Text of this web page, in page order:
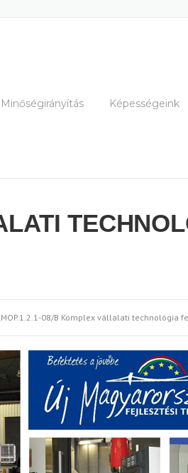
Minőségirányítás Képességeink
08/B Komplex vállalati technológia